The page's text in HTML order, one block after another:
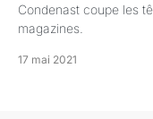
Condenast coupe les
magazines.
17 mai 2021